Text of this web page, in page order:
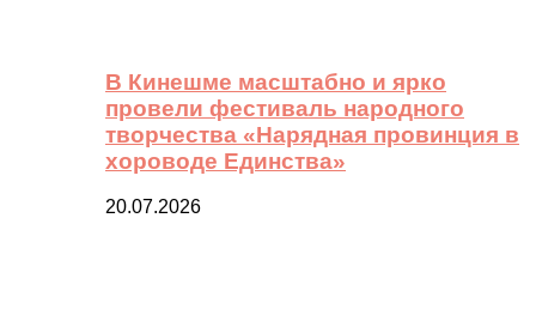
В Кинешме масштабно и ярко
провели фестиваль народного
творчества «Нарядная провинция в
хороводе Единства»
20.07.2026